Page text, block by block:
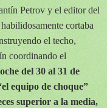
Petrov y el editor del
cortaba
el techo,
coordinando el
del 30 al 31 de
equipo de choque”
superior a la media,